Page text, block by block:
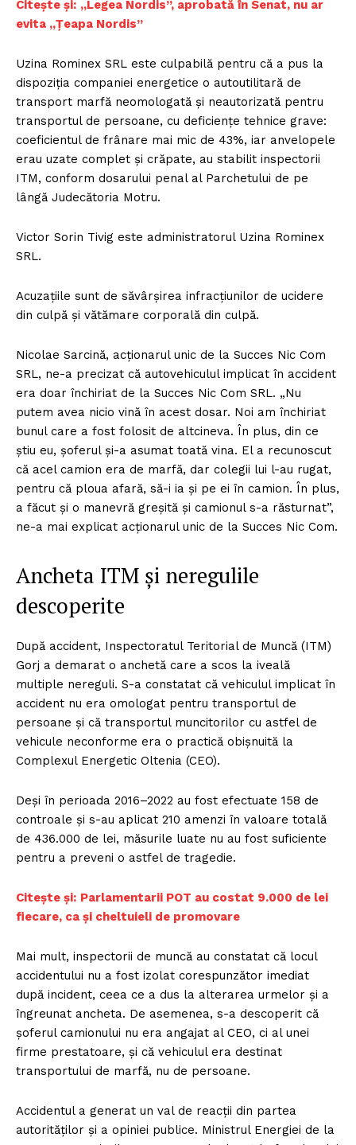
Citește și: „Legea Nordis”, aprobată în Senat, nu ar
evita „Țeapa Nordis”
Uzina Rominex SRL este culpabilă pentru că a pus la
dispoziția companiei energetice o autoutilitară de
transport marfă neomologată și neautorizată pentru
transportul de persoane, cu deficiențe tehnice grave:
coeficientul de frânare mai mic de 43%, iar anvelopele
erau uzate complet și crăpate, au stabilit inspectorii
ITM, conform dosarului penal al Parchetului de pe
lângă Judecătoria Motru.
Victor Sorin Tivig este administratorul Uzina Rominex
SRL.
Acuzațiile sunt de săvârșirea infracțiunilor de ucidere
din culpă și vătămare corporală din culpă.
Nicolae Sarcină, acționarul unic de la Succes Nic Com
SRL, ne-a precizat că autovehiculul implicat în accident
era doar închiriat de la Succes Nic Com SRL. „Nu
putem avea nicio vină în acest dosar. Noi am închiriat
bunul care a fost folosit de altcineva. În plus, din ce
știu eu, șoferul și-a asumat toată vina. El a recunoscut
că acel camion era de marfă, dar colegii lui l-au rugat,
pentru că ploua afară, să-i ia și pe ei în camion. În plus,
a făcut și o manevră greșită și camionul s-a răsturnat”,
ne-a mai explicat acționarul unic de la Succes Nic Com.
Ancheta ITM și neregulile
descoperite
După accident, Inspectoratul Teritorial de Muncă (ITM)
Gorj a demarat o anchetă care a scos la iveală
multiple nereguli. S-a constatat că vehiculul implicat în
accident nu era omologat pentru transportul de
persoane și că transportul muncitorilor cu astfel de
vehicule neconforme era o practică obișnuită la
Complexul Energetic Oltenia (CEO).
Deși în perioada 2016–2022 au fost efectuate 158 de
controale și s-au aplicat 210 amenzi în valoare totală
de 436.000 de lei, măsurile luate nu au fost suficiente
pentru a preveni o astfel de tragedie.
Citește și: Parlamentarii POT au costat 9.000 de lei
fiecare, ca și cheltuieli de promovare
Mai mult, inspectorii de muncă au constatat că locul
accidentului nu a fost izolat corespunzător imediat
după incident, ceea ce a dus la alterarea urmelor și a
îngreunat ancheta. De asemenea, s-a descoperit că
șoferul camionului nu era angajat al CEO, ci al unei
firme prestatoare, și că vehiculul era destinat
transportului de marfă, nu de persoane.
Accidentul a generat un val de reacții din partea
autorităților și a opiniei publice. Ministrul Energiei de la